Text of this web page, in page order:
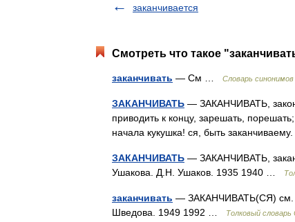
заканчивается
Смотреть что такое
заканчивать — См … Словарь синонимов
ЗАКАНЧИВАТЬ — ЗАКАНЧИВАТЬ,
приводить к концу, зарешать,
начала кукушка! ся, быть
ЗАКАНЧИВАТЬ — ЗАКАНЧИВАТЬ,
Ушакова. Д.Н. Ушаков. 1935 1940 …
заканчивать — ЗАКАНЧИВАТЬ(СЯ) см.
Шведова. 1949 1992 …
Толковый словарь